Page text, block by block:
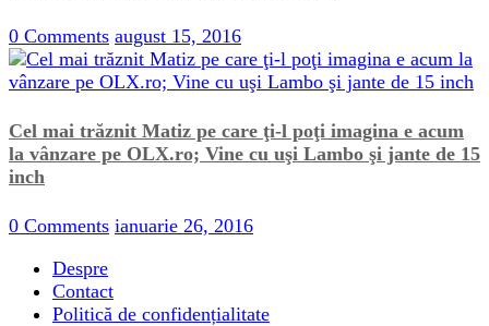
0 Comments august 15, 2016
Cel mai trăznit Matiz pe care ţi-l poţi imagina e acum
la vânzare pe OLX.ro; Vine cu uşi Lambo şi jante de 15
inch
0 Comments ianuarie 26, 2016
Despre
Contact
Politică de confidențialitate